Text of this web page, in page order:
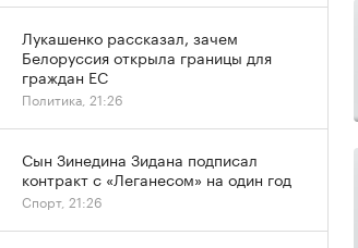
Лукашенко рассказал, зачем
Белоруссия открыла границы для
граждан ЕС
Политика, 21:26
Сын Зинедина Зидана подписал
контракт с «Леганесом» на один год
Спорт, 21:26